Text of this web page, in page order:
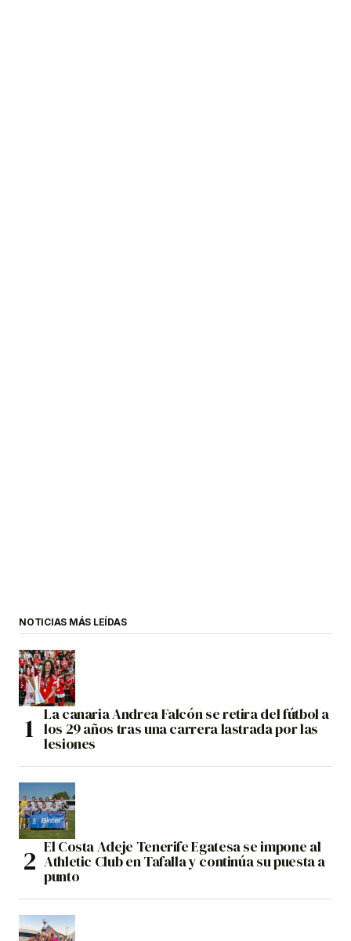
NOTICIAS MÁS LEÍDAS
La canaria Andrea Falcón se retira del fútbol a
los 29 años tras una carrera lastrada por las
lesiones
El Costa Adeje Tenerife Egatesa se impone al
Athletic Club en Tafalla y continúa su puesta a
punto